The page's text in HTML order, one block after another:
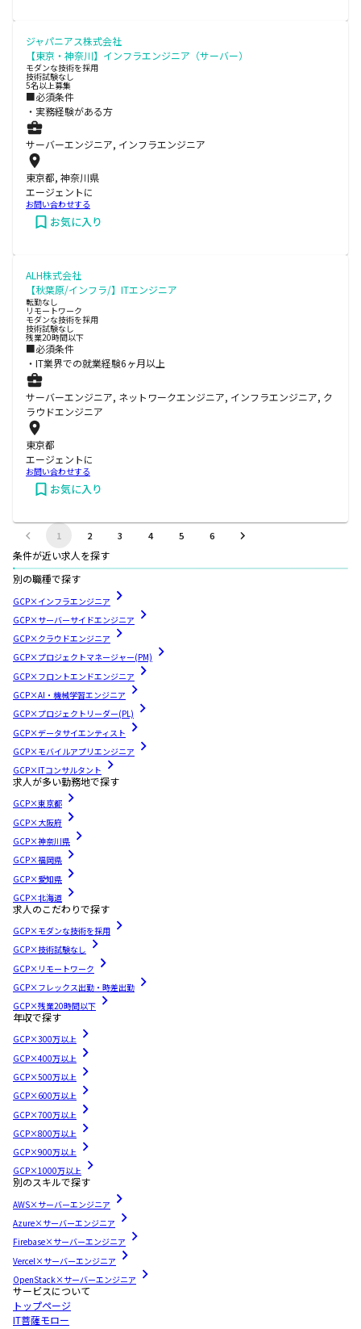
ジャパニアス株式会社
【東京・神奈川】インフラエンジニア（サーバー）
モダンな技術を採用
技術試験なし
5名以上募集
■必須条件
・実務経験がある方
サーバーエンジニア, インフラエンジニア
東京都, 神奈川県
エージェントに
お問い合わせする
お気に入り
ALH株式会社
【秋葉原/インフラ/】ITエンジニア
転勤なし
リモートワーク
モダンな技術を採用
技術試験なし
残業20時間以下
■必須条件
・IT業界での就業経験6ヶ月以上
サーバーエンジニア, ネットワークエンジニア, インフラエンジニア, ク
ラウドエンジニア
東京都
エージェントに
お問い合わせする
お気に入り
1 2 3 4 5 6
条件が近い求人を探す
別の職種で探す
GCP×インフラエンジニア
GCP×サーバーサイドエンジニア
GCP×クラウドエンジニア
GCP×プロジェクトマネージャー(PM)
GCP×フロントエンドエンジニア
GCP×AI・機械学習エンジニア
GCP×プロジェクトリーダー(PL)
GCP×データサイエンティスト
GCP×モバイルアプリエンジニア
GCP×ITコンサルタント
求人が多い勤務地で探す
GCP×東京都
GCP×大阪府
GCP×神奈川県
GCP×福岡県
GCP×愛知県
GCP×北海道
求人のこだわりで探す
GCP×モダンな技術を採用
GCP×技術試験なし
GCP×リモートワーク
GCP×フレックス出勤・時差出勤
GCP×残業20時間以下
年収で探す
GCP×300万以上
GCP×400万以上
GCP×500万以上
GCP×600万以上
GCP×700万以上
GCP×800万以上
GCP×900万以上
GCP×1000万以上
別のスキルで探す
AWS×サーバーエンジニア
Azure×サーバーエンジニア
Firebase×サーバーエンジニア
Vercel×サーバーエンジニア
OpenStack×サーバーエンジニア
サービスについて
トップページ
IT菩薩モロー